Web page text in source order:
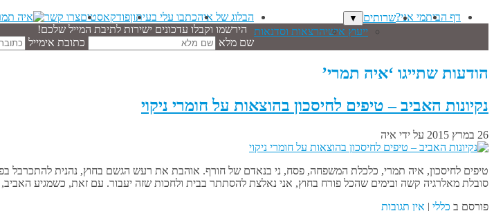
דף הביתמי אני?שרותים ▼
ייעוץ אישיהרצאות וסדנאות
הבלוג של איהכתבו עלי בעיתוןפודקאסטיםצרו קשר
הירשמו וקבלו עדכונים ישירות לתיבת המייל שלכם!
שם מלא
כתובת אימייל
הודעות שתייגו ‘איה תמרי’
נקיונות האביב – טיפים לחיסכון בהוצאות על חומרי ניקוי
26 במרץ 2015 על ידי איה
טיפים לחיסכון, איה תמרי, כלכלת המשפחה, פסח, ני בנאדם של חורף. אוהבת את רעש הגשם בחוץ, נהנית להתכרבל
סובלת מאלרגיה קשה ובימים שהכל פורח בחוץ, אני נאלצת להסתתר בבית ולחכות שזה יעבור. עם זאת, כשמגיע
פורסם ב כללי | אין תגובות